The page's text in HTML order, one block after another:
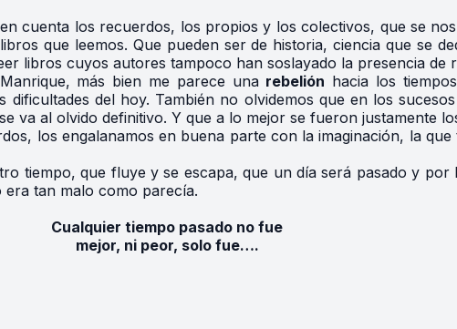
cuenta los recuerdos, los propios y los colectivos, que se
que leemos. Que pueden ser de historia, ciencia que se
libros cuyos autores tampoco han soslayado la presencia de
más bien me parece una rebelión hacia los
del hoy. También no olvidemos que en los
va al olvido definitivo. Y que a lo mejor se fueron justamente
los engalanamos en buena parte con la imaginación, la
tiempo, que fluye y se escapa, que un día será pasado y
tan malo como parecía.
Cualquier tiempo pasado no fue
mejor, ni peor, solo fue….